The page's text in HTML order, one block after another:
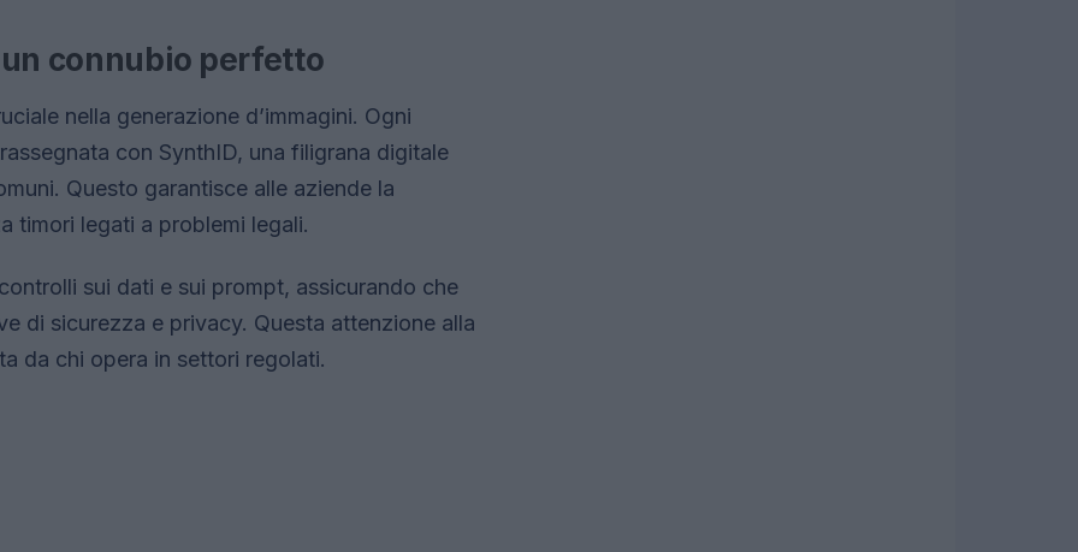
connubio perfetto
nella generazione d’immagini. Ogni
con SynthID, una filigrana digitale
Questo garantisce alle aziende la
timori legati a problemi legali.
sui dati e sui prompt, assicurando che
di sicurezza e privacy. Questa attenzione alla
da chi opera in settori regolati.